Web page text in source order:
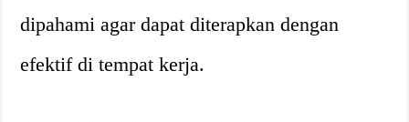
dipahami agar dapat diterapkan dengan
efektif di tempat kerja.